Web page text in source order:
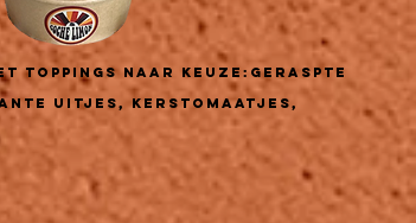
toppings naar keuze: Geraspte
uitjes, kerstomaatjes,